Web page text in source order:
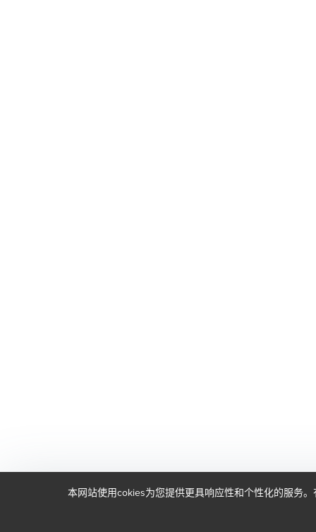
本网站使用cokies为您提供更具响应性和个性化的服务